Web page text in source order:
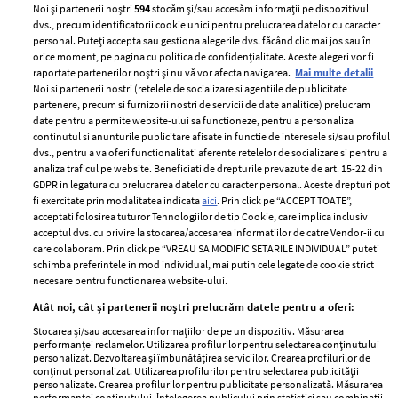
ELLE Style Awards
2024
Despre ELLE
Romania
Contact
Abonamente
Termeni si conditii
Politica de
confidențialitate
Politica de cookies
Publicitate
GSP
Unica
Baby
femei
Viva
Avantaje
Noi și partenerii noștri594stocăm și/sau accesăm informații pe dispozitivul
dvs., precum identificatorii cookie unici pentru prelucrarea datelor cu caracter
personal. Puteți accepta sau gestiona alegerile dvs. făcând clic mai jos sau în
orice moment, pe pagina cu politica de confidențialitate. Aceste alegeri vor fi
raportate partenerilor noștri și nu vă vor afecta navigarea. Mai multe detalii
Noi si partenerii nostri (retelele de socializare si agentiile de publicitate
partenere, precum si furnizorii nostri de servicii de date analitice) prelucram
date pentru a permite website-ului sa functioneze, pentru a personaliza
continutul si anunturile publicitare afisate in functie de interesele si/sau profilul
dvs., pentru a va oferi functionalitati aferente retelelor de socializare si pentru a
analiza traficul pe website. Beneficiati de drepturile prevazute de art. 15-22 din
GDPR in legatura cu prelucrarea datelor cu caracter personal. Aceste drepturi pot
fi exercitate prin modalitatea indicataaici. Prin click pe “ACCEPT TOATE”,
acceptati folosirea tuturor Tehnologiilor de tip Cookie, care implica inclusiv
acceptul dvs. cu privire la stocarea/accesarea informatiilor de catre Vendor-ii cu
care colaboram. Prin click pe “VREAU SA MODIFIC SETARILE INDIVIDUAL” puteti
schimba preferintele in mod individual, mai putin cele legate de cookie strict
necesare pentru functionarea website-ului.
Atât noi, cât și partenerii noștri prelucrăm datele pentru a oferi:
Stocarea și/sau accesarea informațiilor de pe un dispozitiv. Măsurarea
performanței reclamelor. Utilizarea profilurilor pentru selectarea conținutului
personalizat. Dezvoltarea și îmbunătățirea serviciilor. Crearea profilurilor de
conținut personalizat. Utilizarea profilurilor pentru selectarea publicității
personalizate. Crearea profilurilor pentru publicitate personalizată. Măsurarea